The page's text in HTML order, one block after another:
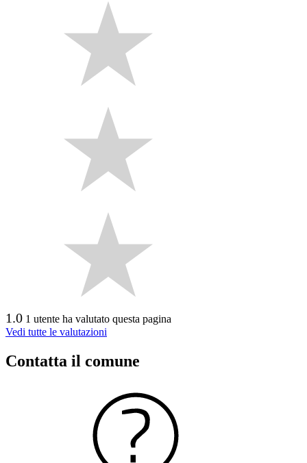
1.0 1 utente ha valutato questa pagina
Vedi tutte le valutazioni
Contatta il comune